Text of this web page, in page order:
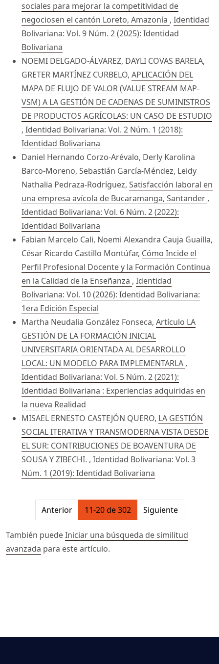
sociales para mejorar la competitividad de
negociosen el cantón Loreto, Amazonía , Identidad
Bolivariana: Vol. 9 Núm. 2 (2025): Identidad
Bolivariana
NOEMI DELGADO-ÁLVAREZ, DAYLI COVAS BARELA,
GRETER MARTÍNEZ CURBELO, APLICACIÓN DEL
MAPA DE FLUJO DE VALOR (VALUE STREAM MAP-
VSM) A LA GESTIÓN DE CADENAS DE SUMINISTROS
DE PRODUCTOS AGRÍCOLAS: UN CASO DE ESTUDIO
, Identidad Bolivariana: Vol. 2 Núm. 1 (2018):
Identidad Bolivariana
Daniel Hernando Corzo-Arévalo, Derly Karolina
Barco-Moreno, Sebastián García-Méndez, Leidy
Nathalia Pedraza-Rodríguez, Satisfacción laboral en
una empresa avícola de Bucaramanga, Santander ,
Identidad Bolivariana: Vol. 6 Núm. 2 (2022):
Identidad Bolivariana
Fabian Marcelo Cali, Noemi Alexandra Cauja Guailla,
César Ricardo Castillo Montúfar, Cómo Incide el
Perfil Profesional Docente y la Formación Continua
en la Calidad de la Enseñanza , Identidad
Bolivariana: Vol. 10 (2026): Identidad Bolivariana:
1era Edición Especial
Martha Neudalia González Fonseca, Artículo LA
GESTIÓN DE LA FORMACIÓN INICIAL
UNIVERSITARIA ORIENTADA AL DESARROLLO
LOCAL: UN MODELO PARA IMPLEMENTARLA ,
Identidad Bolivariana: Vol. 5 Núm. 2 (2021):
Identidad Bolivariana : Experiencias adquiridas en
la nueva Realidad
MISAEL ERNESTO CASTEJÓN QUERO, LA GESTIÓN
SOCIAL ITERATIVA Y TRANSMODERNA VISTA DESDE
EL SUR: CONTRIBUCIONES DE BOAVENTURA DE
SOUSA Y ZIBECHI. , Identidad Bolivariana: Vol. 3
Núm. 1 (2019): Identidad Bolivariana
##issue.pagination##
Anterior 11-20 de 302 Siguiente
También puedeIniciar una búsqueda de similitud
avanzada para este artículo.